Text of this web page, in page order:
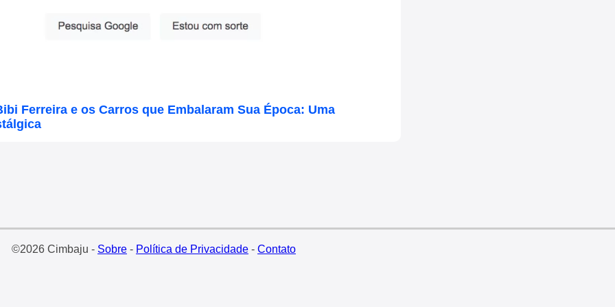
Ferreira e os Carros que Embalaram Sua Época: Uma
©2026 Cimbaju - Sobre- Política de Privacidade- Contato